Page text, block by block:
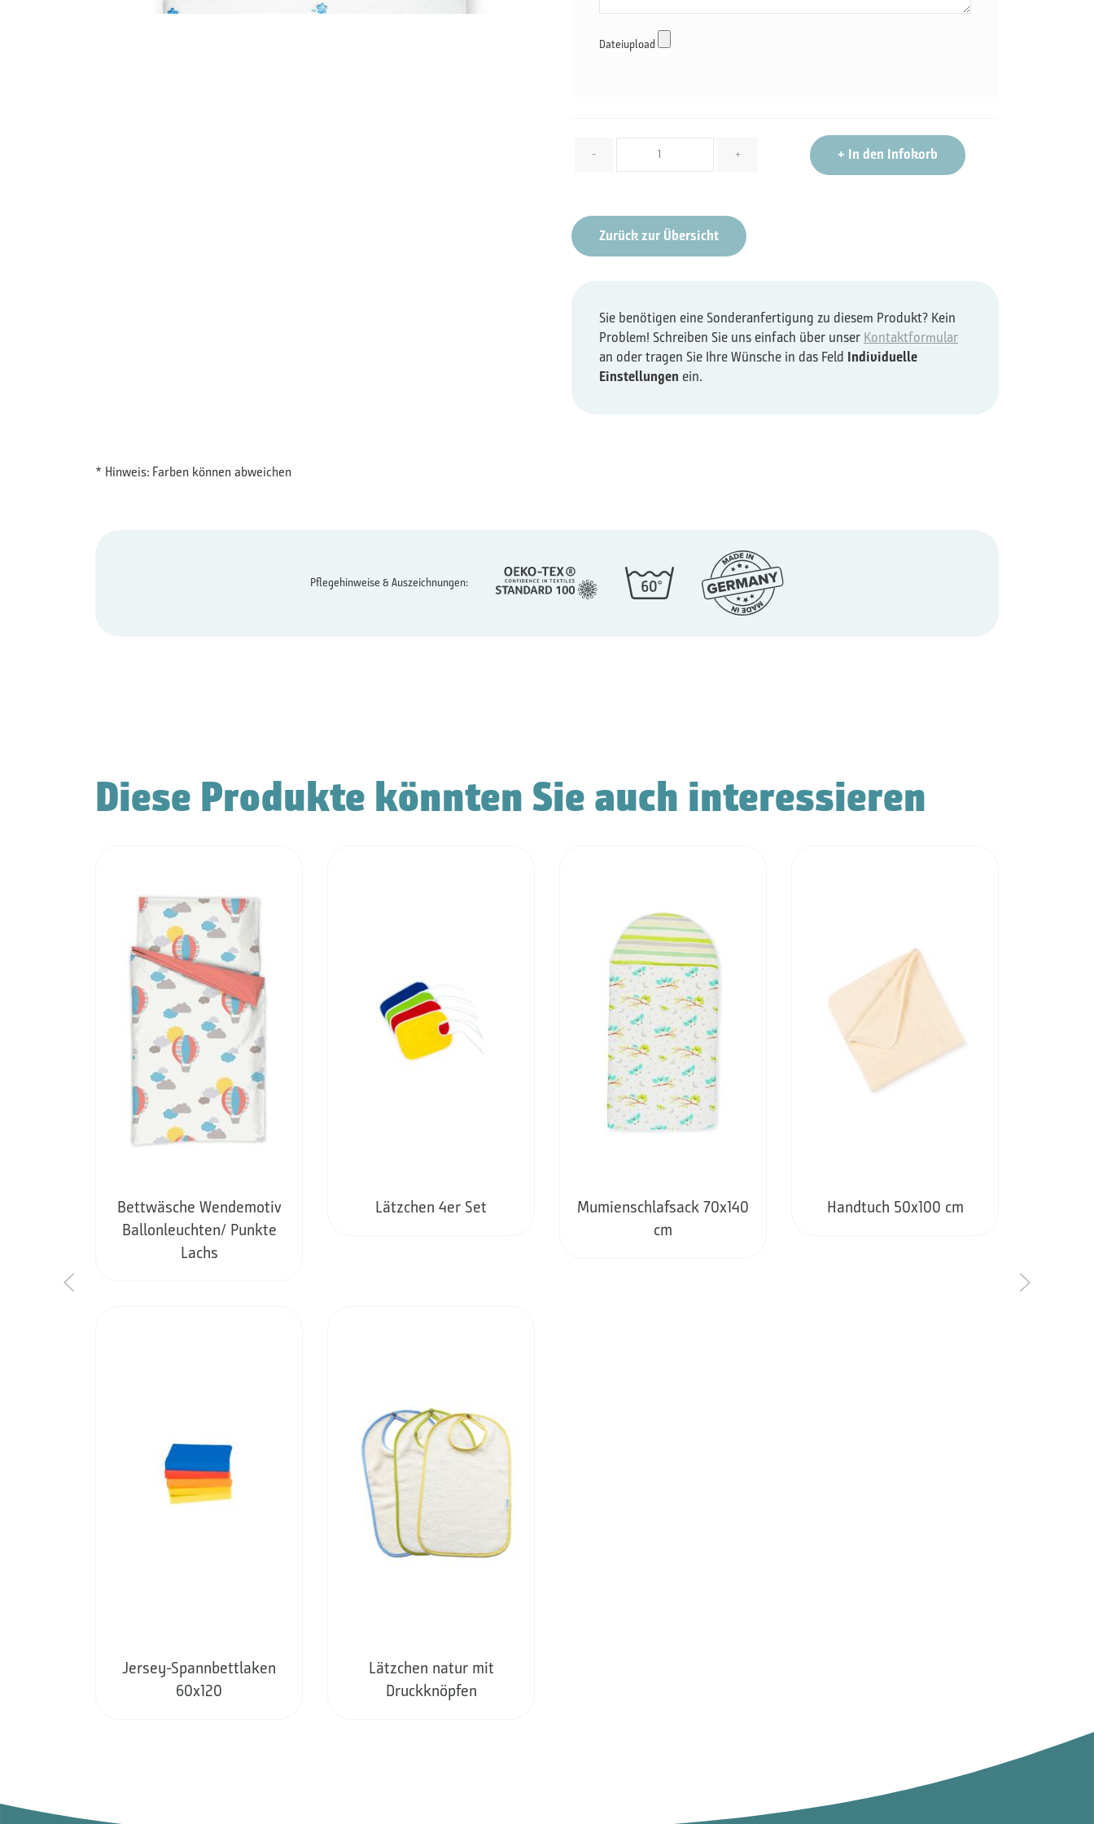
Dateiupload
- + + In den Infokorb
Zurück zur Übersicht
Sie benötigen eine Sonderanfertigung zu diesem Produkt? Kein
Problem! Schreiben Sie uns einfach über unser Kontaktformular
an oder tragen Sie Ihre Wünsche in das Feld Individuelle
Einstellungen ein.
* Hinweis: Farben können abweichen
Pflegehinweise & Auszeichnungen:
Diese Produkte könnten Sie auch interessieren
Bettwäsche Wendemotiv
Ballonleuchten/ Punkte
Lachs
Lätzchen 4er Set
Mumienschlafsack 70x140
cm
Handtuch 50x100 cm
Jersey-Spannbettlaken
60x120
Lätzchen natur mit
Druckknöpfen